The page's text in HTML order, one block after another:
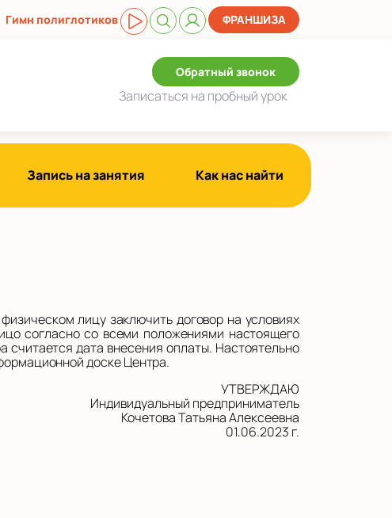
Гимн полиглотиков ФРАНШИЗА
Обратный звонок
Записаться на пробный урок
Запись на занятия Как нас найти
лицу заключить договор на условиях
согласно со всеми положениями настоящего
считается дата внесения оплаты. Настоятельно
доске Центра.
УТВЕРЖДАЮ
Индивидуальный предприниматель
Кочетова Татьяна Алексеевна
01.06.2023 г.